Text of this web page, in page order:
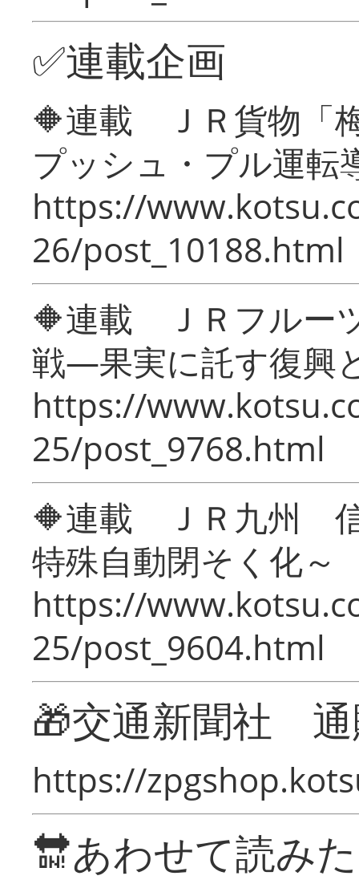
✅連載企画
🔶連載 ＪＲ貨物「
プッシュ・プル運転
https://
26/post_10188.html
🔶連載 ＪＲフルー
戦―果実に託す復興
https://
25/post_9768.html
🔶連載 ＪＲ九州 信
特殊自動閉そく化～
https://
25/post_9604.html
🎁交通新聞社
https://
🔛あわせて読み